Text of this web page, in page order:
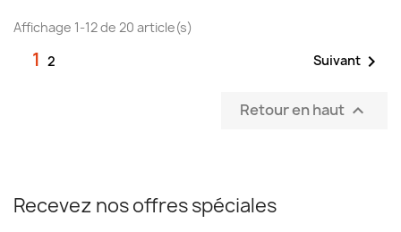
Affichage 1-12 de 20 article(s)
1 2 Suivant 
Retour en haut 
Recevez nos offres spéciales